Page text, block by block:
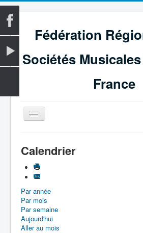
Fédération
Sociétés
France
Basculer
la
La Fédération
Vie fédérale
Examens
Le Magazine
Les Médailles
Calendrier
Par année
Par mois
Par semaine
Aujourd'hui
Aller au mois